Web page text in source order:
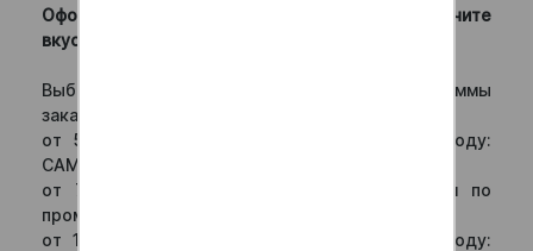
Оформите самовывоз в Анти Суши и получите
вкусные подарки к заказам!
Выберите ваш подарок в зависимости от суммы
заказа:
от 500 рублей – ролл «Экзотик» по промокоду:
САМ500
от 750 рублей – пицца «Маргарита» 25 см по
промокоду: САМ750
от 1000 рублей - сет «Умамини» по промокоду: